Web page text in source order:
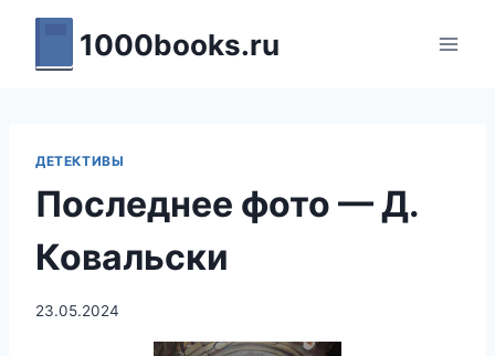
Перейти
содержимому
1000books.ru
ДЕТЕКТИВЫ
Последнее фото — Д.
Ковальски
23.05.2024